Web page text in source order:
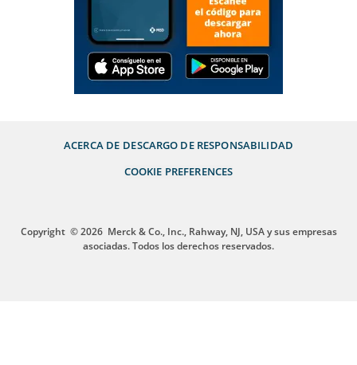
ACERCA DE DESCARGO DE RESPONSABILIDAD
COOKIE PREFERENCES
Copyright © 2026 Merck & Co., Inc., Rahway, NJ, USA y sus empresas
asociadas. Todos los derechos reservados.